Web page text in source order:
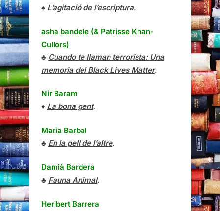
♠ L’agitació de l’escriptura.
asha bandele (& Patrisse Khan-
Cullors)
♣ Cuando te llaman terrorista: Una
memoria del Black Lives Matter.
Nir Baram
♦ La bona gent.
Maria Barbal
♣ En la pell de l’altre.
Damià Bardera
♣ Fauna Animal.
Heribert Barrera